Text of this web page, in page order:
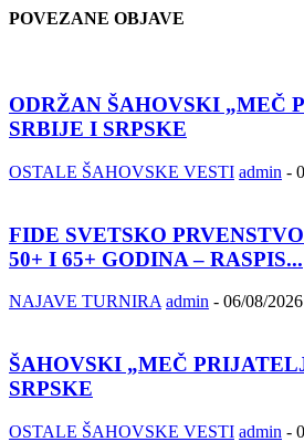
POVEZANE OBJAVE
ODRŽAN ŠAHOVSKI „MEČ
SRBIJE I SRPSKE
OSTALE ŠAHOVSKE VESTI admin -
FIDE SVETSKO
50+ I 65+ GODINA – RASPIS...
NAJAVE TURNIRA admin - 06/08/2026
ŠAHOVSKI „MEČ
SRPSKE
OSTALE ŠAHOVSKE VESTI admin -